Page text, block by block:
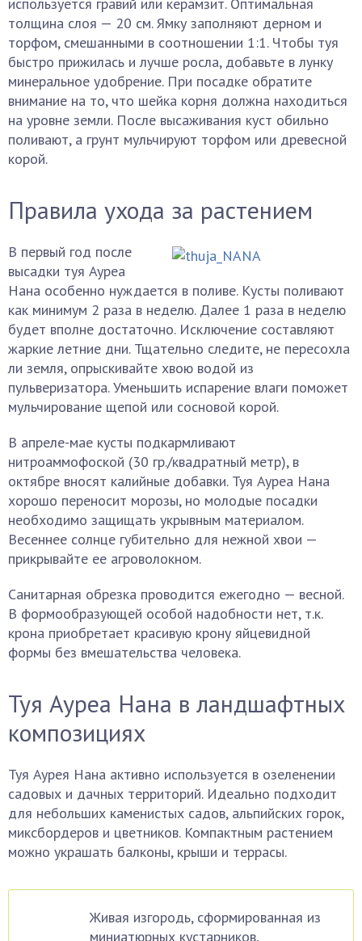
толщина слоя — 20 см. Ямку заполняют дерном и
торфом, смешанными в соотношении 1:1. Чтобы туя
быстро прижилась и лучше росла, добавьте в лунку
минеральное удобрение. При посадке обратите
внимание на то, что шейка корня должна находиться
на уровне земли. После высаживания куст обильно
поливают, а грунт мульчируют торфом или древесной
корой.
Правила ухода за растением
В первый год после
высадки туя Ауреа
Нана особенно нуждается в поливе. Кусты поливают
как минимум 2 раза в неделю. Далее 1 раза в неделю
будет вполне достаточно. Исключение составляют
жаркие летние дни. Тщательно следите, не пересохла
ли земля, опрыскивайте хвою водой из
пульверизатора. Уменьшить испарение влаги поможет
мульчирование щепой или сосновой корой.
В апреле-мае кусты подкармливают
нитроаммофоской (30 гр./квадратный метр), в
октябре вносят калийные добавки. Туя Ауреа Нана
хорошо переносит морозы, но молодые посадки
необходимо защищать укрывным материалом.
Весеннее солнце губительно для нежной хвои —
прикрывайте ее агроволокном.
Санитарная обрезка проводится ежегодно — весной.
В формообразующей особой надобности нет, т.к.
крона приобретает красивую крону яйцевидной
формы без вмешательства человека.
Туя Ауреа Нана в ландшафтных
композициях
Туя Аурея Нана активно используется в озеленении
садовых и дачных территорий. Идеально подходит
для небольших каменистых садов, альпийских горок,
миксбордеров и цветников. Компактным растением
можно украшать балконы, крыши и террасы.
Живая изгородь, сформированная из
миниатюрных кустарников,